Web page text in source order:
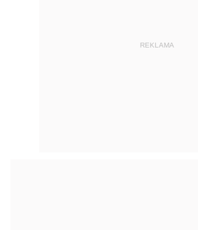
REKLAMA